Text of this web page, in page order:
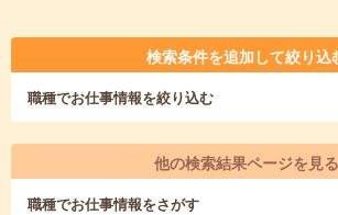
検索条件を追加して絞り込
職種でお仕事情報を絞り込む
他の検索結果ページを見る
職種でお仕事情報をさがす